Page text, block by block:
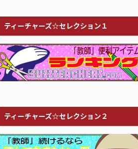
ティーチャーズ☆セレクション１
ティーチャーズ☆セレクション２